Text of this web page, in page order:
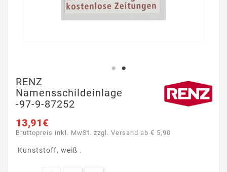
RENZ
Namensschildeinlage
-97-9-87252
13,91€
Bruttopreis inkl. MwSt. zzgl. Versand ab € 5,90
Kunststoff, weiß .